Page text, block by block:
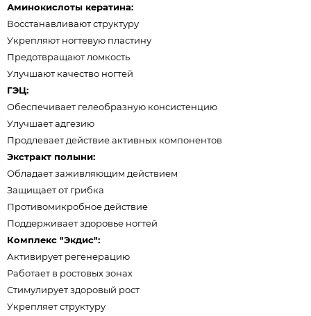
Аминокислоты кератина:
Восстанавливают структуру
Укрепляют ногтевую пластину
Предотвращают ломкость
Улучшают качество ногтей
ГЭЦ:
Обеспечивает гелеобразную консистенцию
Улучшает адгезию
Продлевает действие активных компонентов
Экстракт полыни:
Обладает заживляющим действием
Защищает от грибка
Противомикробное действие
Поддерживает здоровье ногтей
Комплекс "Экдис":
Активирует регенерацию
Работает в ростовых зонах
Стимулирует здоровый рост
Укрепляет структуру